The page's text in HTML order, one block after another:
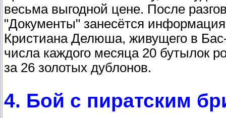
весьма выгодной цене. После
"Документы" занесётся
Кристиана Делюша, живущего в
числа каждого месяца 20 бутылок
за 26 золотых дублонов.
4. Бой с пиратским